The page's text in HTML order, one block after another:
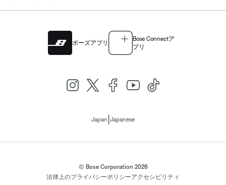
ボーズアプリ
Bose Connectア
プリ
Japan Japanese
© Bose Corporation 2026
法律上のプライバシーポリシーアクセシビリティ